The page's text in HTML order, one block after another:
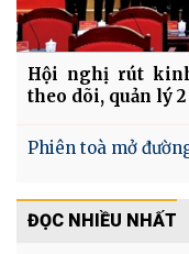
Hội nghị rút
theo dõi, quản lý
Phiên toà mở
ĐỌC NHIỀU NHẤT